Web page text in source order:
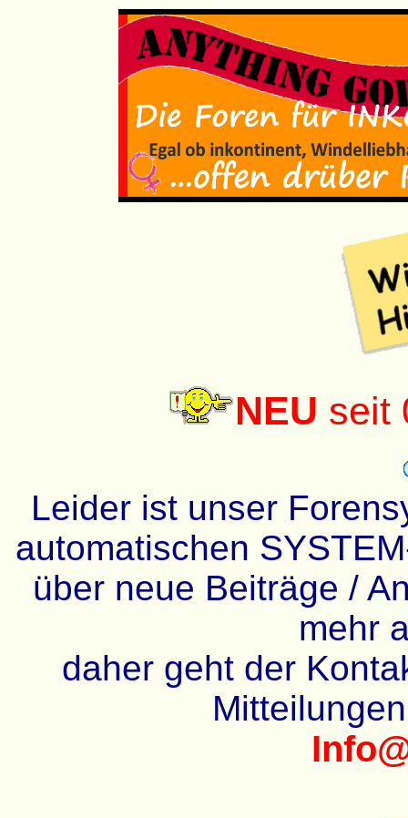
NEU seit
Leider ist unser
automatischen
über neue Beiträge /
mehr
daher geht der